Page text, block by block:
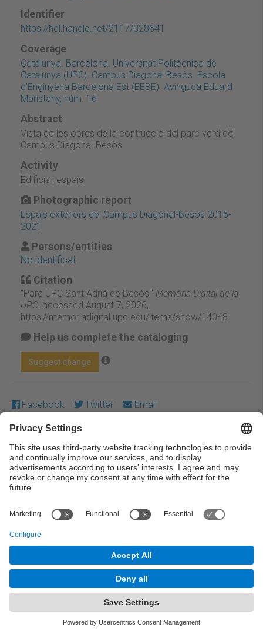
Identifier
https://hdl.handle.net/2117/328641
Coverage
Catalunya. Barcelona. Universitat Politècnica de
Catalunya (UPC). Campus Diagonal Besòs. Escola
d'Enginyeria Barcelona Est (EEBE). Avinguda Eduard
Maristany, núm. 16
Abstract
Vista de les obres de la contrucció del parc verd del
Campus Diagonal-Besòs
Activity
Edificis i espais
Photographic report
Espais exteriors del Campus Diagonal-Besòs 2016-
2021
Persons/entities
No identificat
Citation
“Parc UPC Sant Adriá de Besós,” Memòria Digital de la
UPC, accessed August 7, 2026,
https://memoriadigital.upc.edu/items/show/14048
Help us complete the cataloging
Suggest change
Facebook Twitter Email
Except where otherwise noted, content on this work is
licensed under a Creative Commons license:Attribution-
NonCommercial-NoDerivs 3.0 Spain
© UPC Universitat Politècnica de Catalunya ·
BarcelonaTech
Legal warning Privacy settings